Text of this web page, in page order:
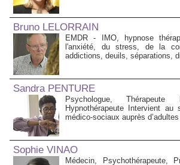
Bruno LELORRAIN
EMDR - IMO, hypnose
l'anxiété, du stress, de la
addictions, deuils, séparations,
Sandra PENTURE
Psychologue, Thérapeute
Hypnothérapeute Intervient au
médico‑sociaux auprès
Sophie VINAO
Médecin, Psychothérapeute,